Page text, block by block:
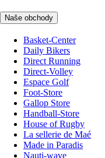
Naše obchody
Basket-Center
Daily Bikers
Direct Running
Direct-Volley
Espace Golf
Foot-Store
Gallop Store
Handball-Store
House of Rugby
La sellerie de Maé
Made in Paradis
Nauti-wave